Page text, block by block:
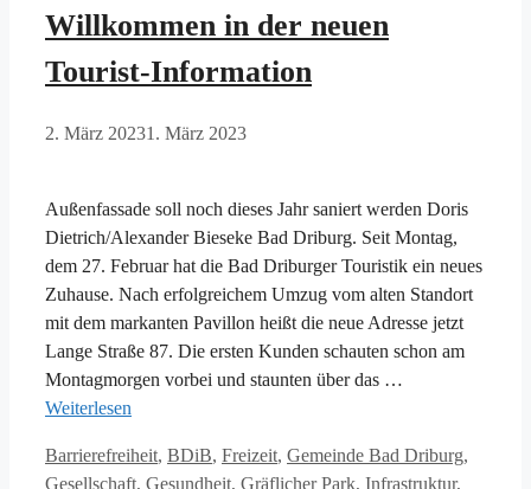
Willkommen in der neuen
Tourist-Information
2. März 20231. März 2023
Außenfassade soll noch dieses Jahr saniert werden Doris
Dietrich/Alexander Bieseke Bad Driburg. Seit Montag,
dem 27. Februar hat die Bad Driburger Touristik ein neues
Zuhause. Nach erfolgreichem Umzug vom alten Standort
mit dem markanten Pavillon heißt die neue Adresse jetzt
Lange Straße 87. Die ersten Kunden schauten schon am
Montagmorgen vorbei und staunten über das …
Weiterlesen
Kategorien
Barrierefreiheit, BDiB, Freizeit, Gemeinde Bad Driburg,
Gesellschaft, Gesundheit, Gräflicher Park, Infrastruktur,